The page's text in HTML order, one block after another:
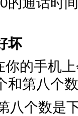
坏
的手机
和第八个
八个数是